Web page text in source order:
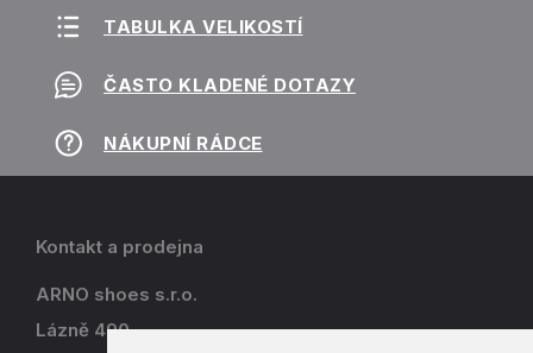
TABULKA VELIKOSTÍ
ČASTO KLADENÉ DOTAZY
NÁKUPNÍ RÁDCE
Kontakt a prodejna
ARNO shoes s.r.o.
Lázně 490